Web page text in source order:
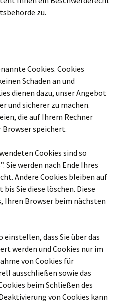
zu.
Cookies. Cookies
Schaden an und
dienen dazu, unser Angebot
und sicherer zu machen.
die auf Ihrem Rechner
Browser speichert.
Cookies sind so
Sie werden nach Ende Ihres
Andere Cookies bleiben auf
Sie diese löschen. Diese
Ihren Browser beim nächsten
einstellen, dass Sie über das
werden und Cookies nur im
von Cookies für
ausschließen sowie das
beim Schließen des
von Cookies kann